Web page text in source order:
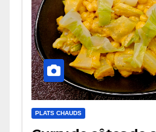
PLATS CHAUDS